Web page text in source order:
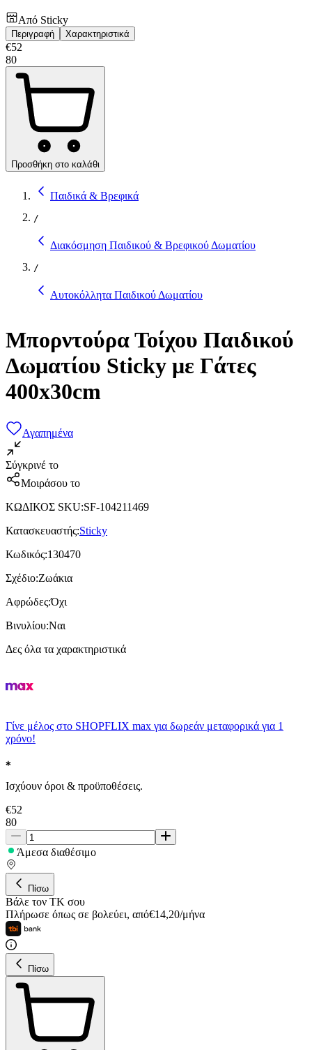
Από Sticky
Περιγραφή Χαρακτηριστικά
€52
80
Προσθήκη στο καλάθι
Παιδικά & Βρεφικά
/
Διακόσμηση Παιδικού & Βρεφικού Δωματίου
/
Αυτοκόλλητα Παιδικού Δωματίου
Μπορντούρα Τοίχου Παιδικού
Δωματίου Sticky με Γάτες
400x30cm
Αγαπημένα
Σύγκρινέ το
Μοιράσου το
ΚΩΔΙΚΟΣ SKU:SF-104211469
Κατασκευαστής:Sticky
Κωδικός:130470
Σχέδιο:Ζωάκια
Αφρώδες:Όχι
Βινυλίου:Ναι
Δες όλα τα χαρακτηριστικά
Γίνε μέλος στο SHOPFLIX max για δωρεάν μεταφορικά για 1
χρόνο!
Ισχύουν όροι & προϋποθέσεις.
€52
80
Άμεσα διαθέσιμο
Πίσω
Βάλε τον ΤΚ σου
Πλήρωσε όπως σε βολεύει, από€14,20/μήνα
Πίσω